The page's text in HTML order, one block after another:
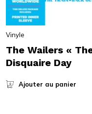
Vinyle
The Wailers «
Disquaire Day
Ajouter au panier